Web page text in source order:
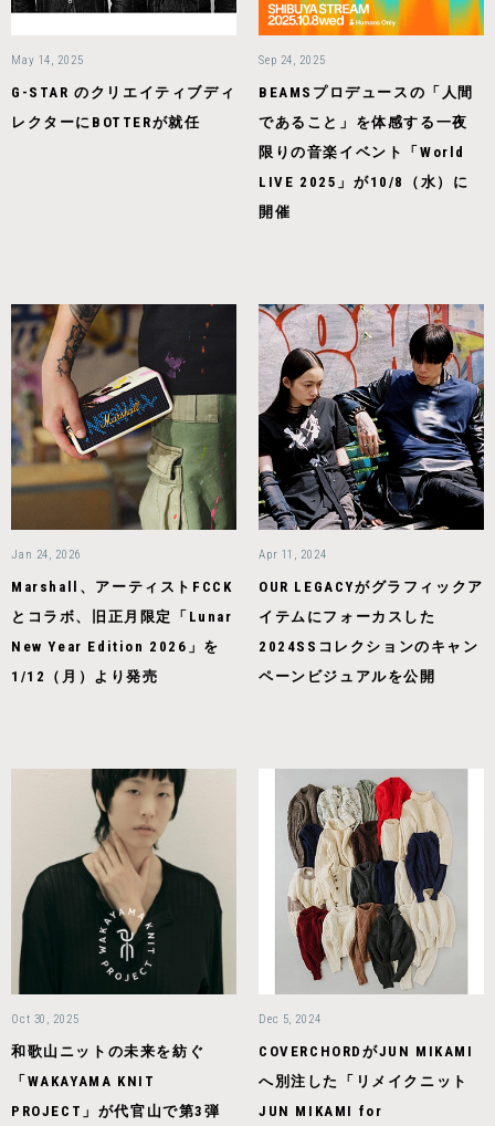
May 14, 2025
G-STAR のクリエイティブディ
レクターにBOTTERが就任
Sep 24, 2025
BEAMSプロデュースの「人間
であること」を体感する一夜
限りの音楽イベント「World
LIVE 2025」が10/8（水）に
開催
Jan 24, 2026
Marshall、アーティストFCCK
とコラボ、旧正月限定「Lunar
New Year Edition 2026」を
1/12（月）より発売
Apr 11, 2024
OUR LEGACYがグラフィックア
イテムにフォーカスした
2024SSコレクションのキャン
ペーンビジュアルを公開
Oct 30, 2025
和歌山ニットの未来を紡ぐ
「WAKAYAMA KNIT
PROJECT」が代官山で第3弾
Dec 5, 2024
COVERCHORDがJUN MIKAMI
へ別注した「リメイクニット
JUN MIKAMI for